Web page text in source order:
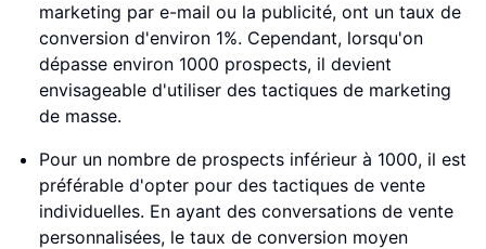
marketing par e-mail ou la publicité, ont un taux de
conversion d'environ 1%. Cependant, lorsqu'on
dépasse environ 1000 prospects, il devient
envisageable d'utiliser des tactiques de marketing
de masse.
Pour un nombre de prospects inférieur à 1000, il est
préférable d'opter pour des tactiques de vente
individuelles. En ayant des conversations de vente
personnalisées, le taux de conversion moyen